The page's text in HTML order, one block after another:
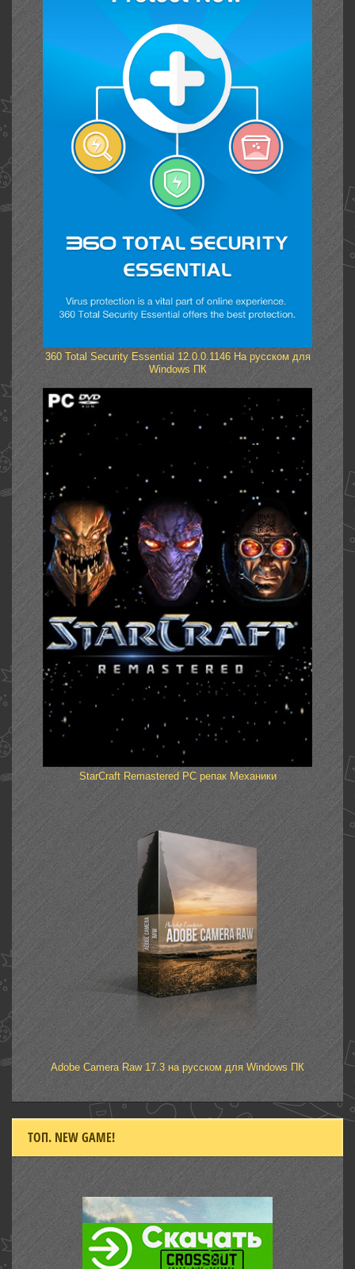
360 Total Security Essential 12.0.0.1146 На русском для
Windows ПК
StarCraft Remastered PC репак Механики
Adobe Camera Raw 17.3 на русском для Windows ПК
ТОП. NEW GAME!